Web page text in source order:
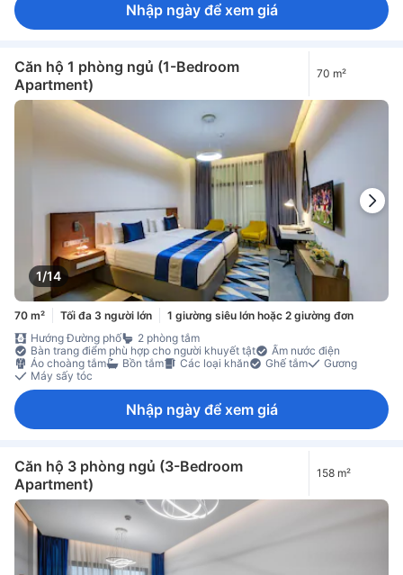
Nhập ngày để xem giá
Căn hộ 1 phòng ngủ (1-Bedroom
Apartment)
70 m²
1/14
70 m² Tối đa 3 người lớn
1 giường siêu lớn hoặc 2 giường đơn
Hướng Đường phố
2 phòng tắm
Bàn trang điểm phù hợp cho người khuyết tật
Ấm nước điện
Áo choàng tắm
Bồn tắm Các loại khăn Ghế tắm
Gương
Máy sấy tóc
Nhập ngày để xem giá
Căn hộ 3 phòng ngủ (3-Bedroom
Apartment)
158 m²